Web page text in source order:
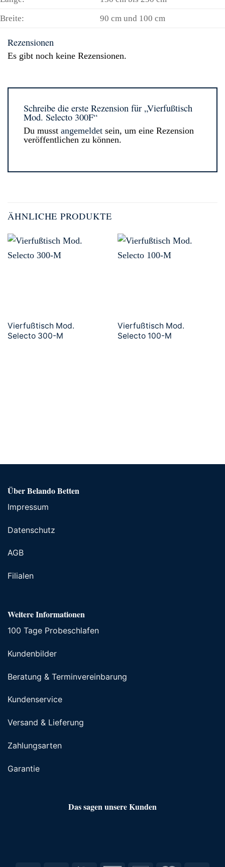
Breite:
90 cm und 100 cm
Rezensionen
Es gibt noch keine Rezensionen.
Schreibe die erste Rezension für „Vierfußtisch
Mod. Selecto 300F“
Du musst angemeldet sein, um eine Rezension
veröffentlichen zu können.
ÄHNLICHE PRODUKTE
Vierfußtisch Mod.
Selecto 300-M
Vierfußtisch Mod.
Selecto 100-M
Über Belando Betten
Impressum
Datenschutz
AGB
Filialen
Weitere Informationen
100 Tage Probeschlafen
Kundenbilder
Beratung & Terminvereinbarung
Kundenservice
Versand & Lieferung
Zahlungsarten
Garantie
Das sagen unsere Kunden